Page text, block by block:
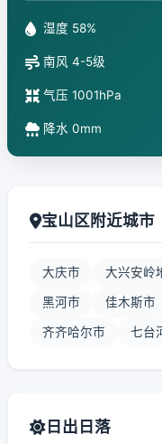
湿度 58%
南风 4-5级
气压 1001hPa
降水 0mm
宝山区附近城市
大庆市 大兴安岭
黑河市 佳木斯市
齐齐哈尔市 七台
日出日落